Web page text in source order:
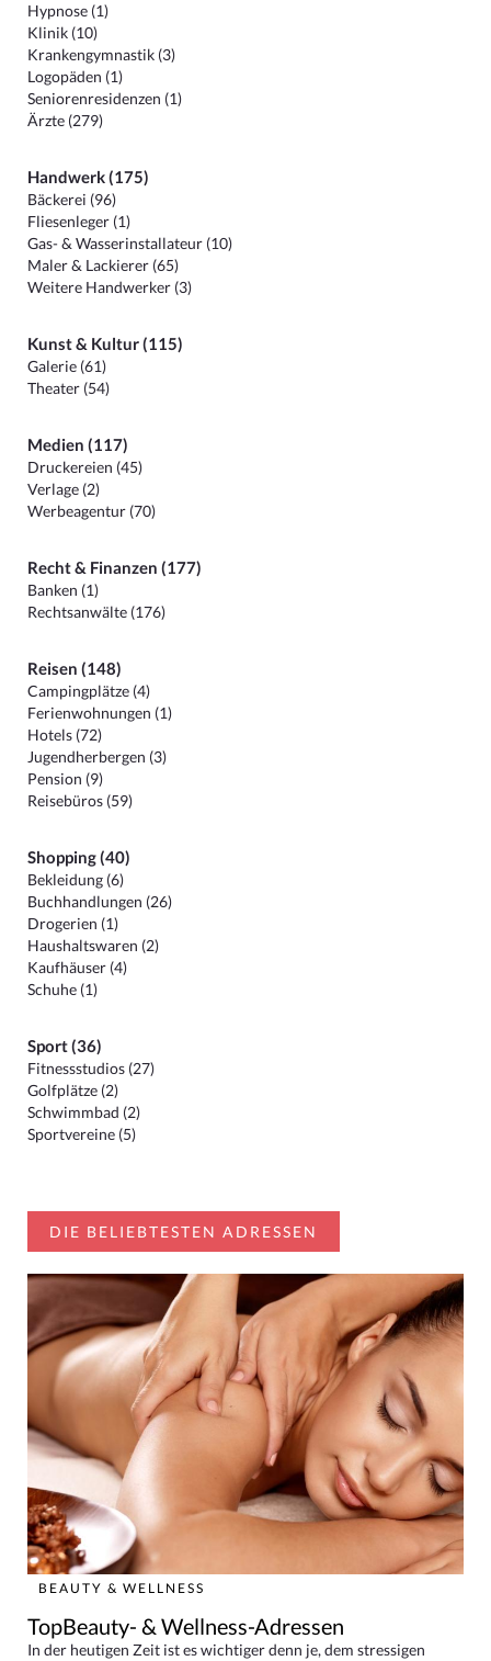
Hypnose (1)
Klinik (10)
Krankengymnastik (3)
Logopäden (1)
Seniorenresidenzen (1)
Ärzte (279)
Handwerk (175)
Bäckerei (96)
Fliesenleger (1)
Gas- & Wasserinstallateur (10)
Maler & Lackierer (65)
Weitere Handwerker (3)
Kunst & Kultur (115)
Galerie (61)
Theater (54)
Medien (117)
Druckereien (45)
Verlage (2)
Werbeagentur (70)
Recht & Finanzen (177)
Banken (1)
Rechtsanwälte (176)
Reisen (148)
Campingplätze (4)
Ferienwohnungen (1)
Hotels (72)
Jugendherbergen (3)
Pension (9)
Reisebüros (59)
Shopping (40)
Bekleidung (6)
Buchhandlungen (26)
Drogerien (1)
Haushaltswaren (2)
Kaufhäuser (4)
Schuhe (1)
Sport (36)
Fitnessstudios (27)
Golfplätze (2)
Schwimmbad (2)
Sportvereine (5)
DIE BELIEBTESTEN ADRESSEN
BEAUTY & WELLNESS
TopBeauty- & Wellness-Adressen
In der heutigen Zeit ist es wichtiger denn je, dem stressigen